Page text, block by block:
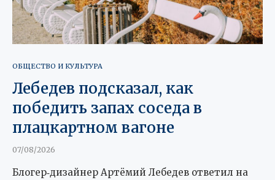
ОБЩЕСТВО И КУЛЬТУРА
Лебедев подсказал, как
победить запах соседа в
плацкартном вагоне
07/08/2026
Блогер‑дизайнер Артёмий Лебедев ответил на